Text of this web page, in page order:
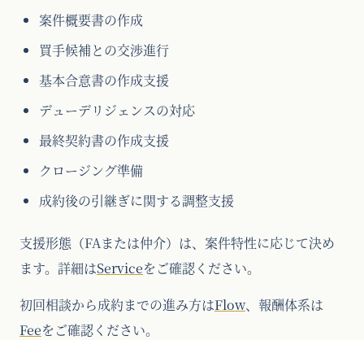
案件概要書の作成
買手候補との交渉進行
基本合意書の作成支援
デューデリジェンスの対応
最終契約書の作成支援
クロージング準備
成約後の引継ぎに関する調整支援
支援形態（FAまたは仲介）は、案件特性に応じて決め
ます。詳細はServiceをご確認ください。
初回相談から成約までの進み方はFlow、報酬体系は
Feeをご確認ください。